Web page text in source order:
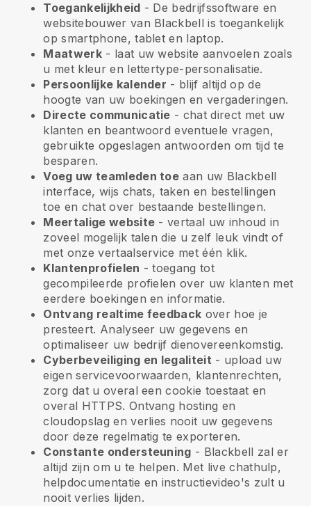
Toegankelijkheid - De bedrijfssoftware en
websitebouwer van Blackbell is toegankelijk
op smartphone, tablet en laptop.
Maatwerk- laat uw website aanvoelen zoals
u met kleur en lettertype-personalisatie.
Persoonlijke kalender - blijf altijd op de
hoogte van uw boekingen en vergaderingen.
Directe communicatie - chat direct met uw
klanten en beantwoord eventuele vragen,
gebruikte opgeslagen antwoorden om tijd te
besparen.
Voeg uw teamleden toe aan uw Blackbell
interface, wijs chats, taken en bestellingen
toe en chat over bestaande bestellingen.
Meertalige website - vertaal uw inhoud in
zoveel mogelijk talen die u zelf leuk vindt of
met onze vertaalservice met één klik.
Klantenprofielen - toegang tot
gecompileerde profielen over uw klanten met
eerdere boekingen en informatie.
Ontvang realtime feedback over hoe je
presteert. Analyseer uw gegevens en
optimaliseer uw bedrijf dienovereenkomstig.
Cyberbeveiliging en legaliteit - upload uw
eigen servicevoorwaarden, klantenrechten,
zorg dat u overal een cookie toestaat en
overal HTTPS. Ontvang hosting en
cloudopslag en verlies nooit uw gegevens
door deze regelmatig te exporteren.
Constante ondersteuning - Blackbell zal er
altijd zijn om u te helpen. Met live chathulp,
helpdocumentatie en instructievideo's zult u
nooit verlies lijden.